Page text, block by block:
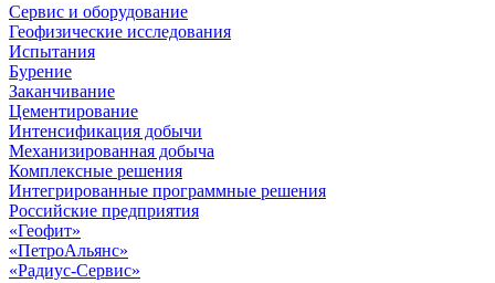
Сервис и оборудование
Геофизические исследования
Испытания
Бурение
Заканчивание
Цементирование
Интенсификация добычи
Механизированная добыча
Комплексные решения
Интегрированные программные решения
Российские предприятия
«Геофит»
«ПетроАльянс»
«Радиус-Сервис»